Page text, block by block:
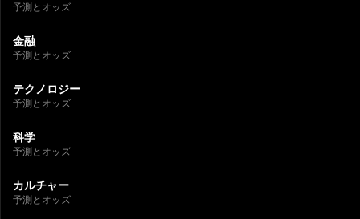
予測とオッズ
金融
予測とオッズ
テクノロジー
予測とオッズ
科学
予測とオッズ
カルチャー
予測とオッズ